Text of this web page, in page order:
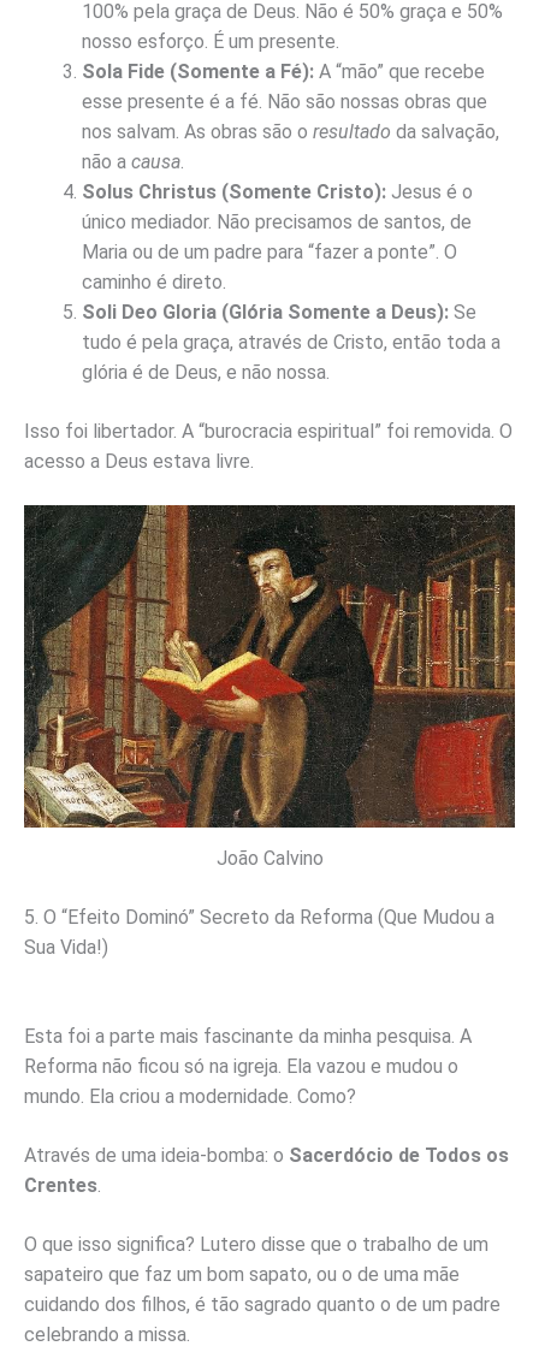
100% pela graça de Deus. Não é 50% graça e 50%
nosso esforço. É um presente.
Sola Fide (Somente a Fé): A “mão” que recebe
esse presente é a fé. Não são nossas obras que
nos salvam. As obras são o resultado da salvação,
não a causa
Solus Christus (Somente Cristo): Jesus é o
único mediador. Não precisamos de santos, de
Maria ou de um padre para “fazer a ponte”. O
caminho é direto.
Soli Deo Gloria (Glória Somente a Deus): Se
tudo é pela graça, através de Cristo, então toda a
glória é de Deus, e não nossa.
Isso foi libertador. A “burocracia espiritual” foi removida. O
acesso a Deus estava livre.
João Calvino
5. O “Efeito Dominó” Secreto da Reforma (Que Mudou a
Sua Vida!)
Esta foi a parte mais fascinante da minha pesquisa. A
Reforma não ficou só na igreja. Ela vazou e mudou o
mundo. Ela criou a modernidade. Como?
Através de uma ideia-bomba: o Sacerdócio de Todos os
Crentes.
O que isso significa? Lutero disse que o trabalho de um
sapateiro que faz um bom sapato, ou o de uma mãe
cuidando dos filhos, é tão sagrado quanto o de um padre
celebrando a missa.